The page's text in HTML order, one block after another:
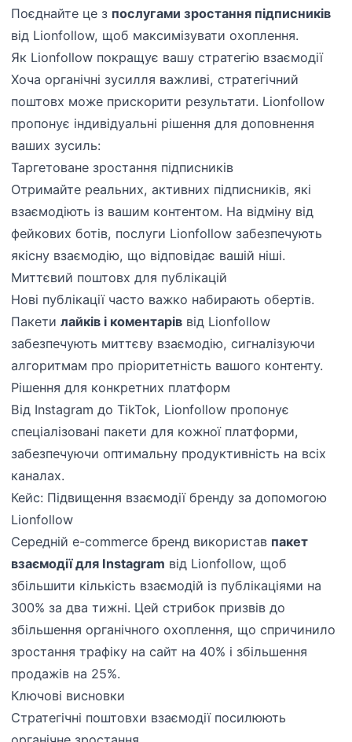
Поєднайте це з послугами зростання підписників
від Lionfollow, щоб максимізувати охоплення.
Як Lionfollow покращує вашу стратегію взаємодії
Хоча органічні зусилля важливі, стратегічний
поштовх може прискорити результати. Lionfollow
пропонує індивідуальні рішення для доповнення
ваших зусиль:
Таргетоване зростання підписників
Отримайте реальних, активних підписників, які
взаємодіють із вашим контентом. На відміну від
фейкових ботів, послуги Lionfollow забезпечують
якісну взаємодію, що відповідає вашій ніші.
Миттєвий поштовх для публікацій
Нові публікації часто важко набирають обертів.
Пакетилайків і коментарів від Lionfollow
забезпечують миттєву взаємодію, сигналізуючи
алгоритмам про пріоритетність вашого контенту.
Рішення для конкретних платформ
Від Instagram до TikTok, Lionfollow пропонує
спеціалізовані пакети для кожної платформи,
забезпечуючи оптимальну продуктивність на всіх
каналах.
Кейс: Підвищення взаємодії бренду за допомогою
Lionfollow
Середній e-commerce бренд використав пакет
взаємодії для Instagram від Lionfollow, щоб
збільшити кількість взаємодій із публікаціями на
300% за два тижні. Цей стрибок призвів до
збільшення органічного охоплення, що спричинило
зростання трафіку на сайт на 40% і збільшення
продажів на 25%.
Ключові висновки
Стратегічні поштовхи взаємодії посилюють